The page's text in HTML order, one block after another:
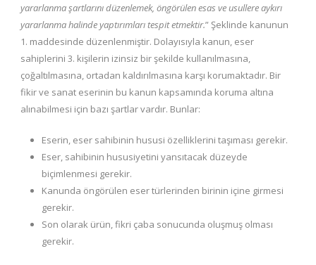
yararlanma şartlarını düzenlemek, öngörülen esas ve usullere aykırı
yararlanma halinde yaptırımları tespit etmektir.” Şeklinde kanunun
1. maddesinde düzenlenmiştir. Dolayısıyla kanun, eser
sahiplerini 3. kişilerin izinsiz bir şekilde kullanılmasına,
çoğaltılmasına, ortadan kaldırılmasına karşı korumaktadır. Bir
fikir ve sanat eserinin bu kanun kapsamında koruma altına
alınabilmesi için bazı şartlar vardır. Bunlar:
Eserin, eser sahibinin hususi özelliklerini taşıması gerekir.
Eser, sahibinin hususiyetini yansıtacak düzeyde
biçimlenmesi gerekir.
Kanunda öngörülen eser türlerinden birinin içine girmesi
gerekir.
Son olarak ürün, fikri çaba sonucunda oluşmuş olması
gerekir.